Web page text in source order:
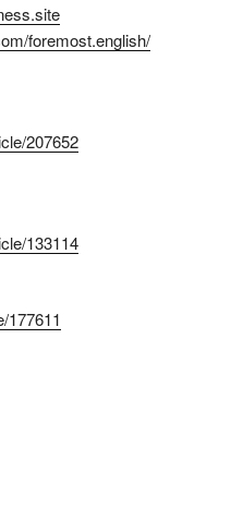
foremost.english/
207652
133114
177611